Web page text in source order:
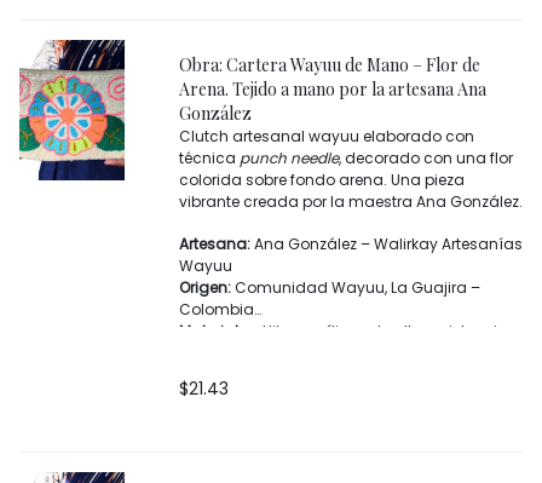
Clutch artesanal wayuu elaborado con
técnica punch needle, decorado con una flor
colorida sobre fondo arena. Una pieza
vibrante creada por la maestra Ana González.
Artesana:Ana González – Walirkay Artesanías
Wayuu
Origen:Comunidad Wayuu, La Guajira –
Colombia
Materiales:
Hilos acrílicos de alta resistencia y
manual wayuu
Obra: Cartera Wayuu de Mano – Flor de
Arena. Tejido a mano por la artesana Ana
González
$21.43